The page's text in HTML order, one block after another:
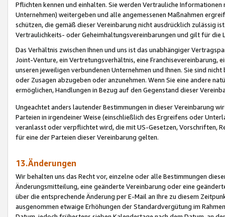
Pflichten kennen und einhalten. Sie werden Vertrauliche
Unternehmen) weitergeben und alle angemessenen Maßnahmen
schützen, die gemäß dieser Vereinbarung nicht ausdrücklich zulässig
Vertraulichkeits- oder Geheimhaltungsvereinbarungen und gilt für die
Das Verhältnis zwischen Ihnen und uns ist das unabhängiger
Joint-Venture, ein Vertretungsverhältnis, eine Franchisevereinbarung,
unseren jeweiligen verbundenen Unternehmen und Ihnen. Sie sind
oder Zusagen abzugeben oder anzunehmen. Wenn Sie eine andere
ermöglichen, Handlungen in Bezug auf den Gegenstand dieser
Ungeachtet anders lautender Bestimmungen in dieser Vereinbarung
Parteien in irgendeiner Weise (einschließlich des Ergreifens oder
veranlasst oder verpflichtet wird, die mit US-Gesetzen, Vorschriften,
für eine der Parteien dieser Vereinbarung gelten.
13.Änderungen
Wir behalten uns das Recht vor, einzelne oder alle Bestimmungen
Änderungsmitteilung, eine geänderte Vereinbarung oder eine
über die entsprechende Änderung per E-Mail an Ihre zu diesem
ausgenommen etwaige Erhöhungen der Standardvergütung im